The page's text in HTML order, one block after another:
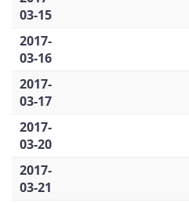
03-15
2017-
03-16
2017-
03-17
2017-
03-20
2017-
03-21